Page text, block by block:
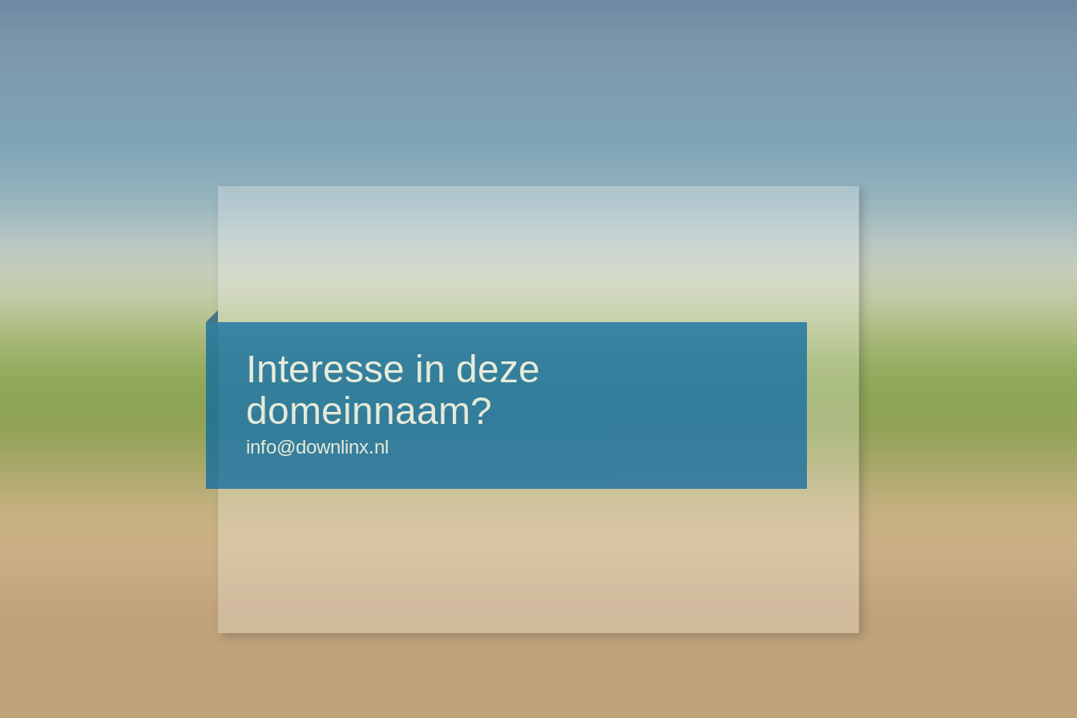
Interesse in deze
domeinnaam?
info@downlinx.nl